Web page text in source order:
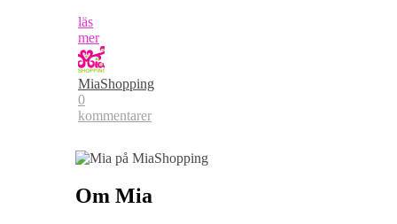
läs
mer
MiaShopping
0
kommentarer
Om Mia